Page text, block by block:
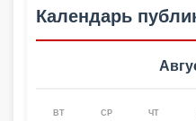
Календарь
ВТ СР ЧТ